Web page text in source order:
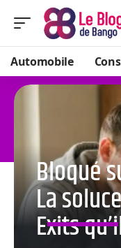
Automobile
Bloqué
La
Exits